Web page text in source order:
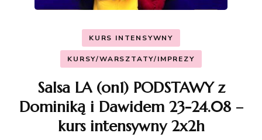
KURS INTENSYWNY
KURSY/WARSZTATY/IMPREZY
Salsa LA (on1) PODSTAWY z
Dominiką i Dawidem 23-24.08 –
kurs intensywny 2x2h